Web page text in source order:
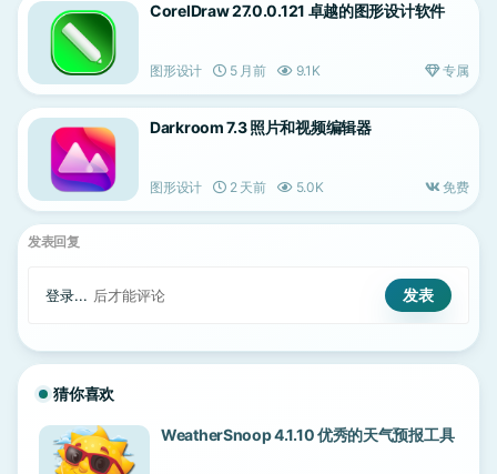
CorelDraw 27.0.0.121 卓越的图形设计软件
图形设计 5 月前 9.1K 专属
Darkroom 7.3 照片和视频编辑器
图形设计 2 天前 5.0K 免费
发表回复
登录... 后才能评论
猜你喜欢
WeatherSnoop 4.1.10 优秀的天气预报工具